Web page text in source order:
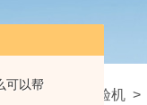
可以帮
压力学检测试验机 >